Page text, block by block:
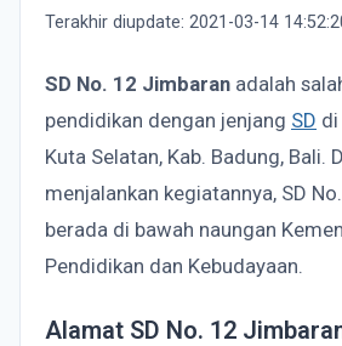
Terakhir diupdate: 2021-03-14
SD No. 12 Jimbaran adalah
pendidikan dengan jenjang SD
Kuta Selatan, Kab. Badung, Bali.
menjalankan kegiatannya, SD
berada di bawah naungan
Pendidikan dan Kebudayaan.
Alamat SD No. 12